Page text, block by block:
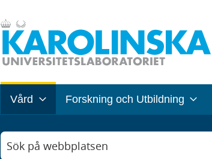
Vård Forskning och Utbildning
Sök på webbplatsen